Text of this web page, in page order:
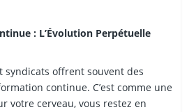
: L’Évolution Perpétuelle
syndicats offrent souvent des
continue. C’est comme une
votre cerveau, vous restez en